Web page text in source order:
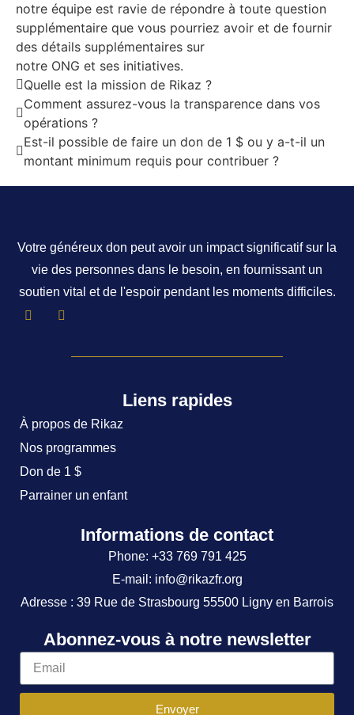
notre équipe est ravie de répondre à toute question
supplémentaire que vous pourriez avoir et de fournir
des détails supplémentaires sur
notre ONG et ses initiatives.
Quelle est la mission de Rikaz ?
Comment assurez-vous la transparence dans vos
opérations ?
Est-il possible de faire un don de 1 $ ou y a-t-il un
montant minimum requis pour contribuer ?
Votre généreux don peut avoir un impact significatif sur la
vie des personnes dans le besoin, en fournissant un
soutien vital et de l'espoir pendant les moments difficiles.
Liens rapides
À propos de Rikaz
Nos programmes
Don de 1 $
Parrainer un enfant
Informations de contact
Phone: +33 769 791 425
E-mail: info@rikazfr.org
Adresse : 39 Rue de Strasbourg 55500 Ligny en Barrois
Abonnez-vous à notre newsletter
Envoyer